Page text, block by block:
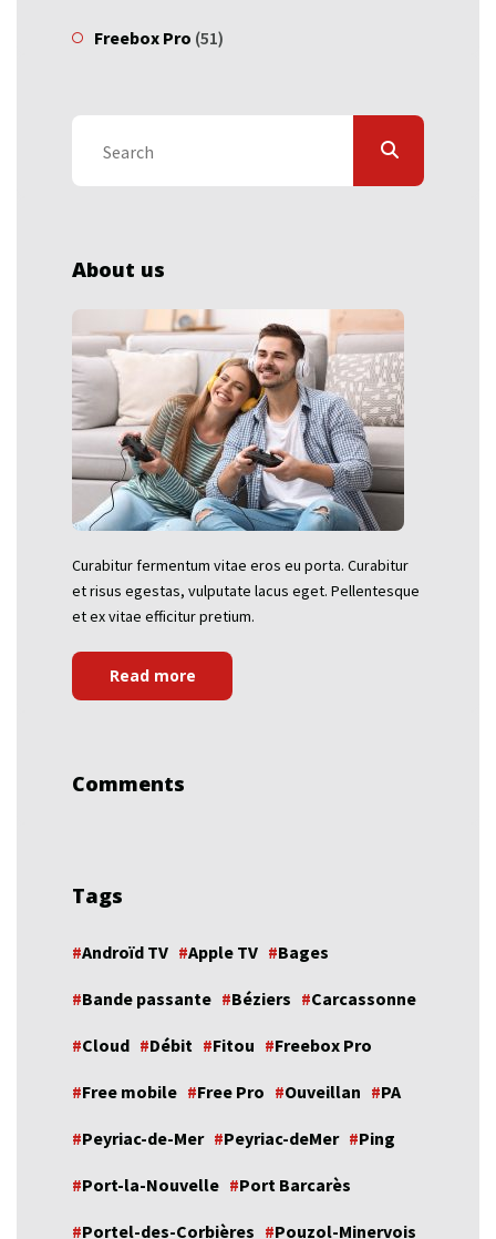
Freebox Pro (51)
About us
Curabitur fermentum vitae eros eu porta. Curabitur
et risus egestas, vulputate lacus eget. Pellentesque
et ex vitae efficitur pretium.
Read more
Comments
Tags
Androïd TV Apple TV Bages
Bande passante Béziers Carcassonne
Cloud Débit Fitou Freebox Pro
Free mobile Free Pro Ouveillan PA
Peyriac-de-Mer Peyriac-deMer Ping
Port-la-Nouvelle Port Barcarès
Portel-des-Corbières Pouzol-Minervois